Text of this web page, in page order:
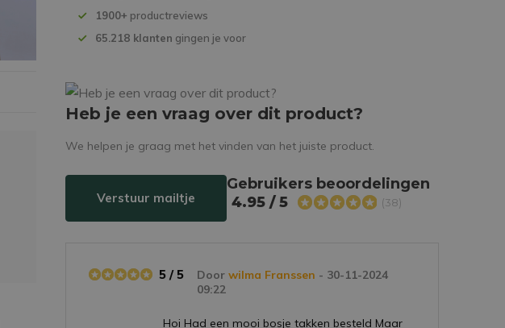
1900+ productreviews
65.218 klanten gingen je voor
Heb je een vraag over dit product?
We helpen je graag met het vinden van het juiste product.
Verstuur mailtje
Gebruikers beoordelingen
4.95 / 5
(38)
Doorwilma Franssen - 30-11-2024
09:22
5 / 5
Hoi Had een mooi bosje takken besteld Maar